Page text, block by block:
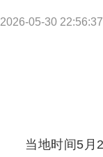
2026-05-30 22:56:37
当地时间5月